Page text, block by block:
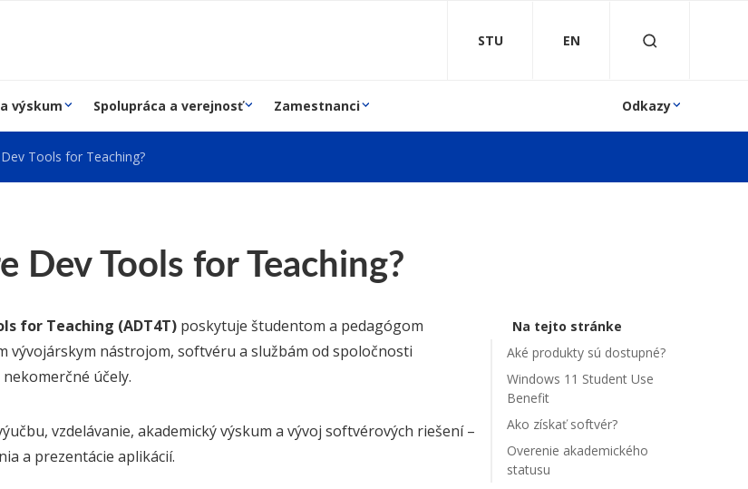
STU EN
výskum Spolupráca a verejnosť Zamestnanci Odkazy
Tools for Teaching?
Dev Tools for Teaching?
Na tejto stránke
Aké produkty sú dostupné?
Windows 11 Student Use
Benefit
Ako získať softvér?
Overenie akademického
statusu
for Teaching (ADT4T)poskytuje študentom a pedagógom
vývojárskym nástrojom, softvéru a službám od spoločnosti
nekomerčné účely.
vzdelávanie, akademický výskum a vývoj softvérových riešení –
a prezentácie aplikácií.